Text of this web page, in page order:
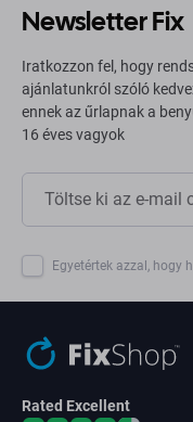
Newsletter Fix
Iratkozzon fel, hogy
ajánlatunkról szóló
ennek az űrlapnak a
16 éves vagyok
Egyetértek azzal, hogy
Rated Excellent